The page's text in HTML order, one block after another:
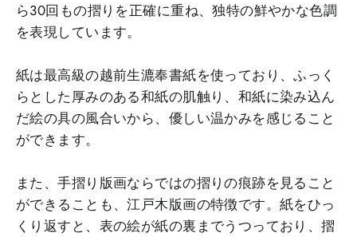
ら30回もの摺りを正確に重ね、独特の鮮やかな色調
を表現しています。
紙は最高級の越前生漉奉書紙を使っており、ふっく
らとした厚みのある和紙の肌触り、和紙に染み込ん
だ絵の具の風合いから、優しい温かみを感じること
ができます。
また、手摺り版画ならではの摺りの痕跡を見ること
ができることも、江戸木版画の特徴です。紙をひっ
くり返すと、表の絵が紙の裏までうつっており、摺